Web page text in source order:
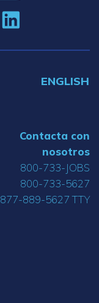
ENGLISH
Contacta con
nosotros
800-733-JOBS
800-733-5627
877-889-5627 TTY